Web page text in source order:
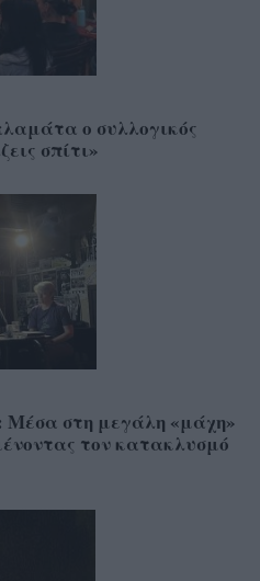
ο συλλογικός
σπίτι»
Μέσα στη μεγάλη «μάχη»
τον κατακλυσμό